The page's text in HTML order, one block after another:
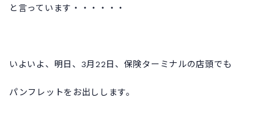
と言っています・・・・・・
いよいよ、明日、3月22日、保険ターミナルの店頭でも
パンフレットをお出しします。